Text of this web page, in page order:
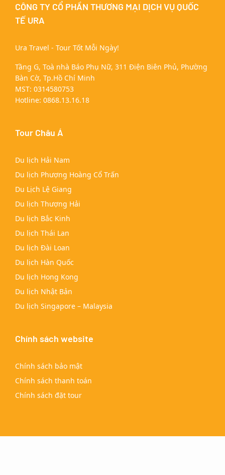
CÔNG TY CỔ PHẦN THƯƠNG MẠI DỊCH VỤ QUỐC
TẾ URA
Ura Travel - Tour Tốt Mỗi Ngày!
Tầng G, Toà nhà Báo Phụ Nữ, 311 Điện Biên Phủ, Phường
Bàn Cờ, Tp.Hồ Chí Minh
MST: 0314580753
Hotline: 0868.13.16.18
Tour Châu Á
Du lịch Hải Nam
Du lịch Phượng Hoàng Cổ Trấn
Du Lịch Lệ Giang
Du lịch Thượng Hải
Du lịch Bắc Kinh
Du lịch Thái Lan
Du lịch Đài Loan
Du lịch Hàn Quốc
Du lịch Hong Kong
Du lịch Nhật Bản
Du lịch Singapore – Malaysia
Chính sách website
Chính sách bảo mật
Chính sách thanh toán
Chính sách đặt tour